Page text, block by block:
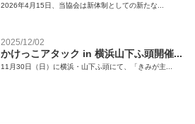
2026年4月15日、当協会は新体制としての新たな...
2025/12/02
かけっこアタック in 横浜山下ふ頭開催...
11月30日（日）に横浜・山下ふ頭にて、「きみが主...